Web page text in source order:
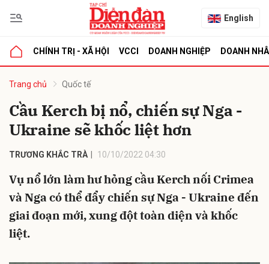
English
CHÍNH TRỊ - XÃ HỘI VCCI DOANH NGHIỆP DOANH
Trang chủ Quốc tế
Cầu Kerch bị nổ, chiến sự Nga -
Ukraine sẽ khốc liệt hơn
TRƯƠNG KHẮC TRÀ 10/10/2022 04:30
Vụ nổ lớn làm hư hỏng cầu Kerch nối Crimea
và Nga có thể đẩy chiến sự Nga - Ukraine đến
giai đoạn mới, xung đột toàn diện và khốc
liệt.
luận
Hủy